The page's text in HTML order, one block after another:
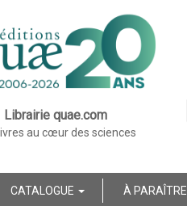
Librairie quae.com
au cœur des sciences
CATALOGUE À PARAÎTRE